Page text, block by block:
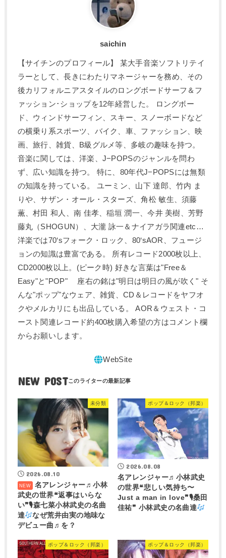
saichin
【サイチンのプロフィール】 某大手音楽ソフトリテイ
ラーとして、長きにわたりマネージャーを務め、その
後カリフォルニアスタイルのロングボードサーフ＆フ
ァッション･ショップを12年経営した。 ロングボー
ド、ウィンドサーフィン、スキー、スノーボードなど
の横乗り系スポーツ、バイク、車、ファッション、映
画、旅行、雑貨、B級グルメ等、多岐の趣味を持つ。
音楽に関しては、洋楽、J−POPSのジャンルを問わ
ず、広い知識を持つ。 特に、80年代J−POPSには無類
の知識を持っている。 ユーミン、山下 達郎、竹内 ま
りや、サザン・オール・スターズ、角松 敏生、須藤
薫、村田 和人、南 佳孝、稲垣 潤一、今井 美樹、芳野
藤丸（SHOGUN）、大瀧 詠一＆ナイアガラ関連etc…
洋楽では70‘sフォーク・ロック、80‘sAOR、フュージ
ョンの知識は豊富である。 所有レコード2000枚以上、
CD2000枚以上。(ピーク時) 好きな言葉は"Free＆
Easy"と"POP" 座右の銘は"明日は明日の風が吹く" そ
んな"ポップ"なウェア、雑貨、CD＆レコードをヤフオ
クやメルカリにも出品している。 AOR＆ウェスト・コ
ースト関連レコード約400枚購入希望の方はコメント欄
からお願いします。
NEW POST
未分類
2026.08.10
名アレンジャー♬小林
武史の世界❝返事はいらな
い❞🎙森七菜小林武史の名曲
達
なぜ荒井由実の地味な
デビュー曲♬を？
ポップ＆ロック（邦楽）
2026.08.08
名アレンジャー♬ 小林武史
の世界❝悲しい気持ち〜
Just a man in love❞🎙桑田
佳祐❞ 小林武史の名曲達
ポップ＆ロック（邦楽） ポップ＆ロック（邦楽）